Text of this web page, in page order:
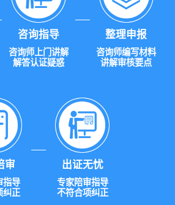
咨询指导
咨询师上门讲解
解答认证疑惑
整理申报
咨询师编写材料
讲解审核要点
审
指导
纠正
出证无忧
专家陪审指导
不符合项纠正